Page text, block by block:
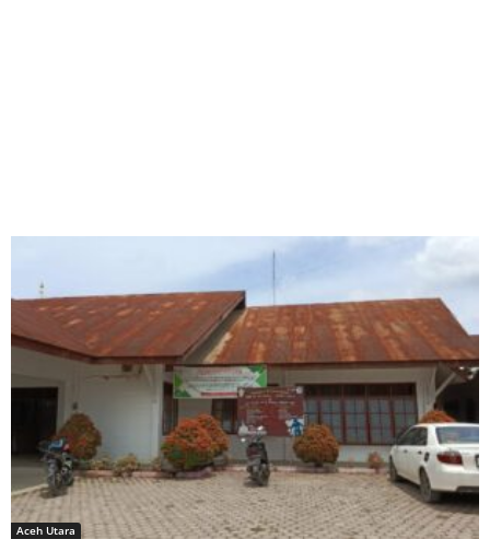
Aceh Utara